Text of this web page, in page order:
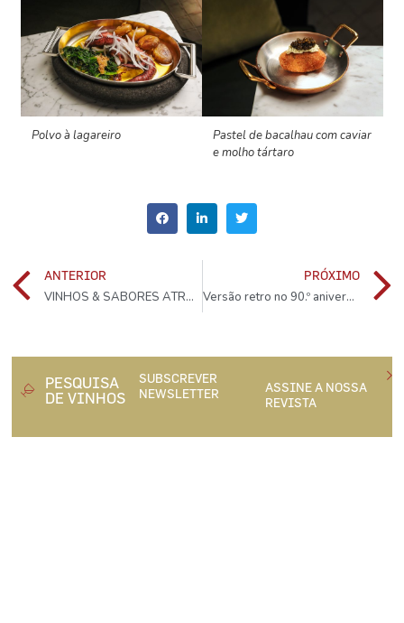
Polvo à lagareiro
Pastel de bacalhau com caviar
e molho tártaro
ANTERIOR
VINHOS & SABORES ATRAI IMPORTADORES DE TRÊS CONTINENTES E ABRE NOVAS OPORTUNIDADES AO SECTOR PORTUGUÊS
PRÓXIMO
Versão retro no 90.º aniversário
PESQUISA
DE VINHOS
SUBSCREVER
NEWSLETTER
ASSINE A NOSSA
REVISTA